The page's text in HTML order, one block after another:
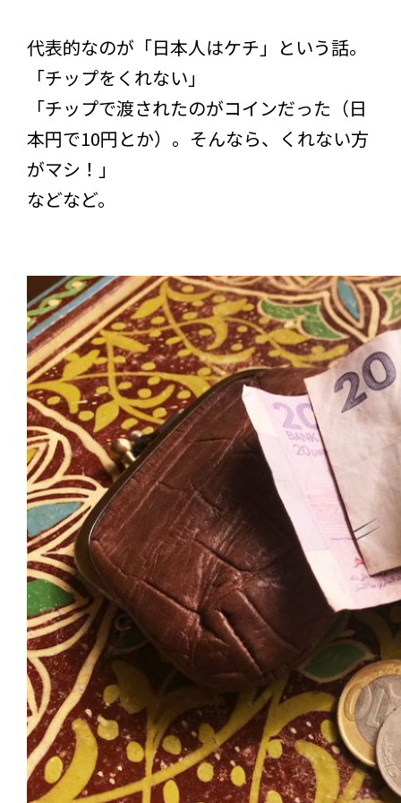
代表的なのが「日本人はケチ」という話。
「チップをくれない」
「チップで渡されたのがコインだった（日
本円で10円とか）。そんなら、くれない方
がマシ！」
などなど。